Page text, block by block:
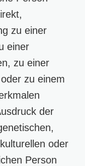
zu einer
einer
zu einer
zu einem
der
oder
Person